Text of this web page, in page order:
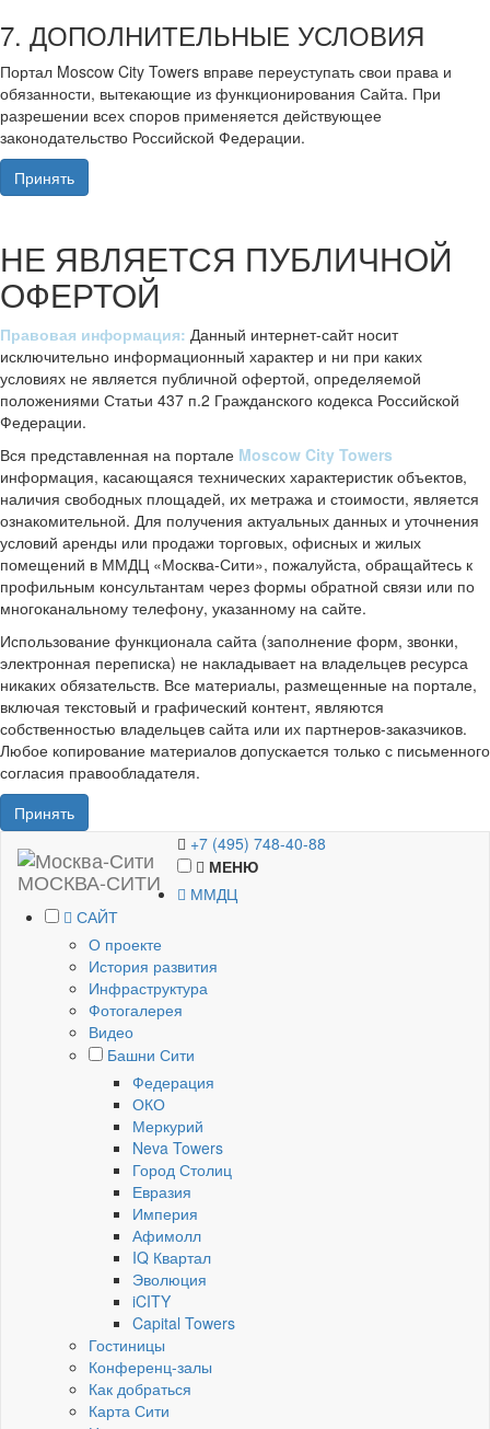
7. ДОПОЛНИТЕЛЬНЫЕ УСЛОВИЯ
Портал Moscow City Towers вправе переуступать свои права и
обязанности, вытекающие из функционирования Сайта. При
разрешении всех споров применяется действующее
законодательство Российской Федерации.
Принять
НЕ ЯВЛЯЕТСЯ ПУБЛИЧНОЙ
ОФЕРТОЙ
Правовая информация: Данный интернет-сайт носит
исключительно информационный характер и ни при каких
условиях не является публичной офертой, определяемой
положениями Статьи 437 п.2 Гражданского кодекса Российской
Федерации.
Вся представленная на портале Moscow City Towers
информация, касающаяся технических характеристик объектов,
наличия свободных площадей, их метража и стоимости, является
ознакомительной. Для получения актуальных данных и уточнения
условий аренды или продажи торговых, офисных и жилых
помещений в ММДЦ «Москва-Сити», пожалуйста, обращайтесь к
профильным консультантам через формы обратной связи или по
многоканальному телефону, указанному на сайте.
Использование функционала сайта (заполнение форм, звонки,
электронная переписка) не накладывает на владельцев ресурса
никаких обязательств. Все материалы, размещенные на портале,
включая текстовый и графический контент, являются
собственностью владельцев сайта или их партнеров-заказчиков.
Любое копирование материалов допускается только с письменного
согласия правообладателя.
Принять
МОСКВА-СИТИ
+7 (495) 748-40-88
МЕНЮ
ММДЦ
САЙТ
О проекте
История развития
Инфраструктура
Фотогалерея
Видео
Башни Сити
Федерация
ОКО
Меркурий
Neva Towers
Город Столиц
Евразия
Империя
Афимолл
IQ Квартал
Эволюция
iCITY
Capital Towers
Гостиницы
Конференц-залы
Как добраться
Карта Сити